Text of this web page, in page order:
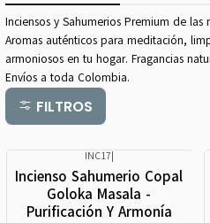
Inciensos y Sahumerios Premium de las
Aromas auténticos para meditación,
armoniosos en tu hogar. Fragancias
Envíos a toda Colombia.
FILTROS
INC17|
Incienso Sahumerio Copal
Goloka Masala -
Purificación Y Armonía